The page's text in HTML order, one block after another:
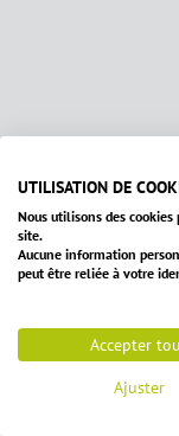
UTILISATION DE
Nous utilisons des
site.
Aucune information
peut être reliée à votre
Accepter
Ajuster